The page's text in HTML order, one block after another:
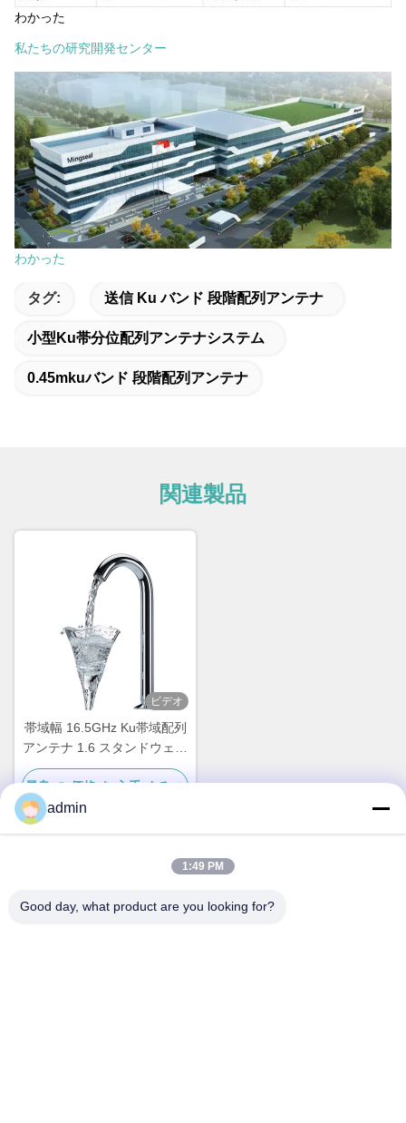
わかった
私たちの研究開発センター
わかった
タグ: 送信 Ku バンド 段階配列アンテナ
小型Ku帯分位配列アンテナシステム
0.45mkuバンド 段階配列アンテナ
関連製品
ビデオ
帯域幅 16.5GHz Ku帯域配列
アンテナ 1.6 スタンドウェー
ブ
最良 の 価格 を 入手 する
admin
1:49 PM
Good day, what product are you looking for?